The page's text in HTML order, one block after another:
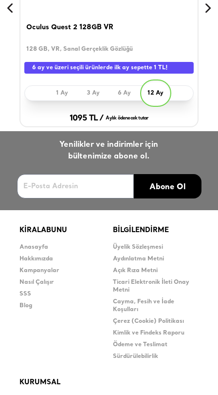
Oculus Quest 2 128GB VR
128 GB, VR, Sanal Gerçeklik Gözlüğü
6 ay ve üzeri seçili ürünlerde ilk ay sepette 1 TL!
1 Ay 3 Ay 6 Ay 12 Ay
1095 TL / Aylık ödenecek tutar
Yenilikler ve indirimler için
bültenimize abone ol.
Abone Ol
KİRALABUNU
Anasayfa
Hakkımızda
Kampanyalar
Nasıl Çalışır
SSS
Blog
BİLGİLENDİRME
Üyelik Sözleşmesi
Aydınlatma Metni
Açık Rıza Metni
Ticari Elektronik İleti Onay
Metni
Cayma, Fesih ve İade
Koşulları
Çerez (Cookie) Politikası
Kimlik ve Findeks Raporu
Ödeme ve Teslimat
Sürdürülebilirlik
KURUMSAL